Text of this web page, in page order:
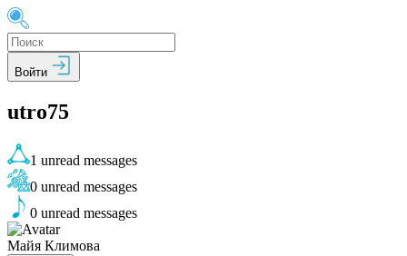
Войти
utro75
1 unread messages
0 unread messages
0 unread messages
Майя Климова